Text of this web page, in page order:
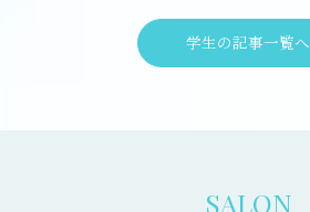
学生の記事一覧へ
SALON